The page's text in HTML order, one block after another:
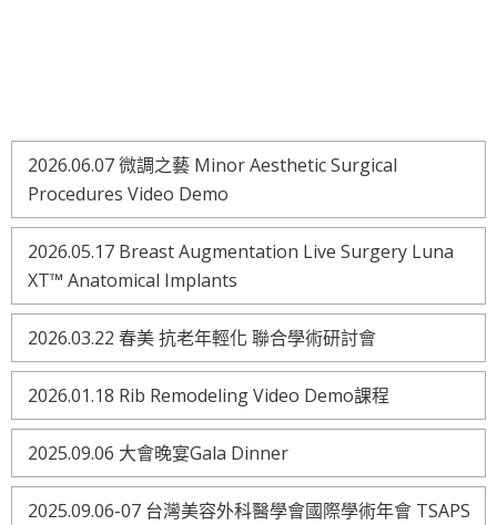
2026.06.07 微調之藝 Minor Aesthetic Surgical
Procedures Video Demo
2026.05.17 Breast Augmentation Live Surgery Luna
XT™ Anatomical Implants
2026.03.22 春美 抗老年輕化 聯合學術研討會
2026.01.18 Rib Remodeling Video Demo課程
2025.09.06 大會晚宴Gala Dinner
2025.09.06-07 台灣美容外科醫學會國際學術年會 TSAPS